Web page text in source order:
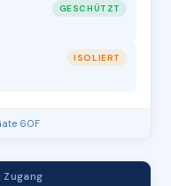
GESCHÜTZT
ISOLIERT
60F